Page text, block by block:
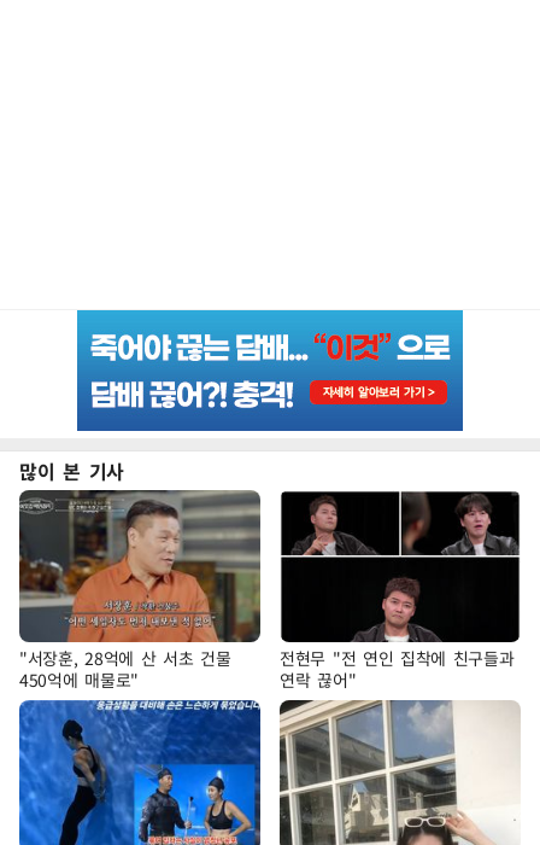
많이 본 기사
"서장훈, 28억에 산 서초 건물
450억에 매물로"
전현무 "전 연인 집착에 친구들과
연락 끊어"